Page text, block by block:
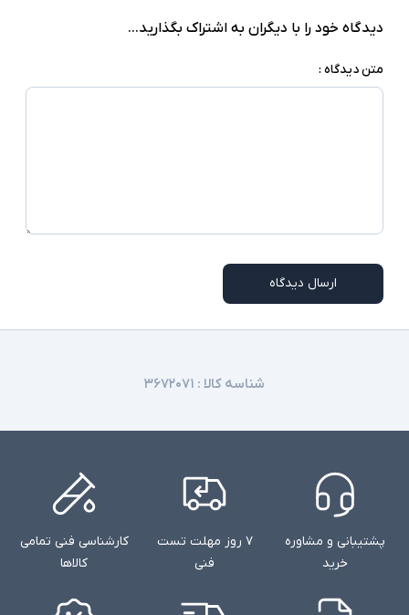
دیدگاه خود را با دیگران به اشتراک بگذارید...
متن دیدگاه :
ارسال دیدگاه
شناسه کالا : ۳۶۷۲۰۷۱
پشتیبانی و مشاوره
خرید
۷ روز مهلت تست
فنی
کارشناسی فنی تمامی
کالاها